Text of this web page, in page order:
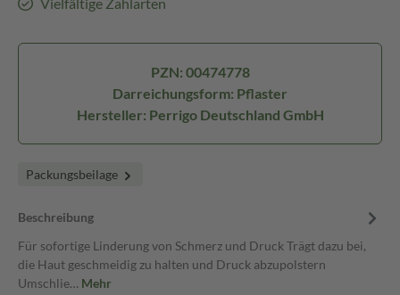
PZN: 00474778
Darreichungsform: Pflaster
Hersteller: Perrigo Deutschland GmbH
Packungsbeilage
Beschreibung
Für sofortige Linderung von Schmerz und Druck Trägt dazu bei,
die Haut geschmeidig zu halten und Druck abzupolstern
Umschlie… Mehr